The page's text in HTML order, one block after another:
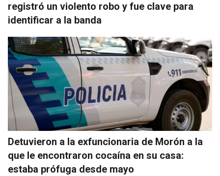
registró un violento robo y fue clave para
identificar a la banda
Detuvieron a la exfuncionaria de Morón a la
que le encontraron cocaína en su casa:
estaba prófuga desde mayo